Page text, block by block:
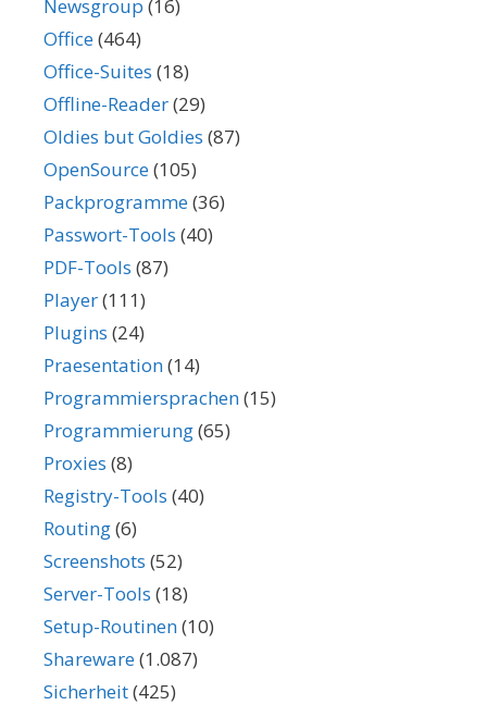
Newsgroup (16)
Office(464)
Office-Suites (18)
Offline-Reader(29)
Oldies but Goldies (87)
OpenSource(105)
Packprogramme(36)
Passwort-Tools (40)
PDF-Tools (87)
Player(111)
Plugins (24)
Praesentation(14)
Programmiersprachen(15)
Programmierung(65)
Proxies (8)
Registry-Tools (40)
Routing(6)
Screenshots (52)
Server-Tools (18)
Setup-Routinen(10)
Shareware(1.087)
Sicherheit(425)